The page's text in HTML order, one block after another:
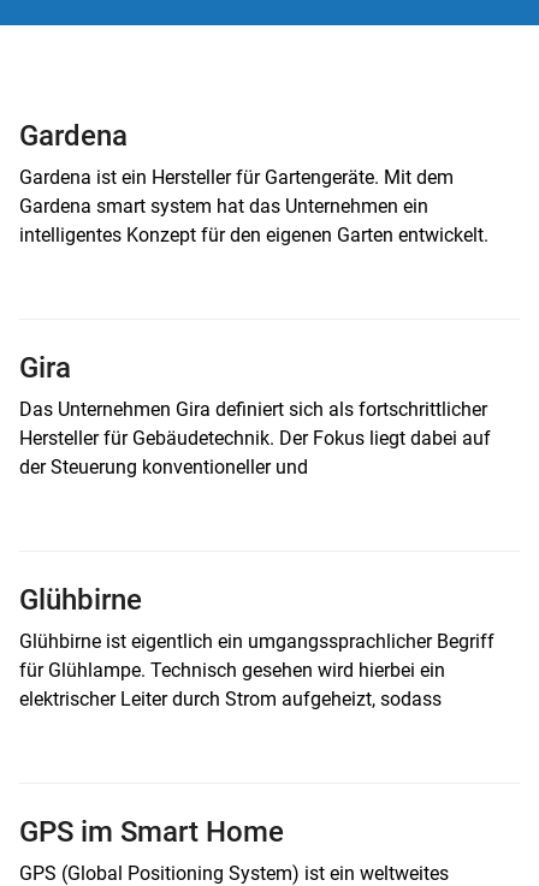
Gardena
Gardena ist ein Hersteller für Gartengeräte. Mit dem
Gardena smart system hat das Unternehmen ein
intelligentes Konzept für den eigenen Garten entwickelt.
Gira
Das Unternehmen Gira definiert sich als fortschrittlicher
Hersteller für Gebäudetechnik. Der Fokus liegt dabei auf
der Steuerung konventioneller und
Glühbirne
Glühbirne ist eigentlich ein umgangssprachlicher Begriff
für Glühlampe. Technisch gesehen wird hierbei ein
elektrischer Leiter durch Strom aufgeheizt, sodass
GPS im Smart Home
GPS (Global Positioning System) ist ein weltweites